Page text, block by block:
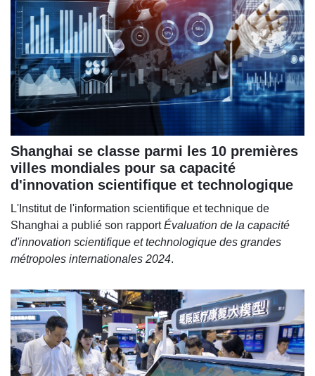
Shanghai se classe parmi les 10 premières
villes mondiales pour sa capacité
d'innovation scientifique et technologique
L'Institut de l'information scientifique et technique de
Shanghai a publié son rapportÉvaluation de la capacité
d'innovation scientifique et technologique des grandes
métropoles internationales 2024.